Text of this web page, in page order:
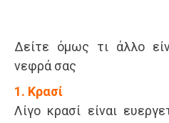
Δείτε όμως τι άλλο
νεφρά σας
1. Κρασί
Λίγο κρασί είναι